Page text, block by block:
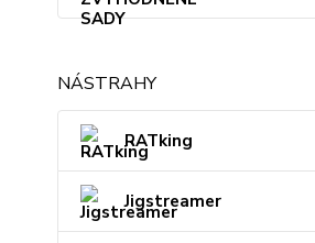
NÁSTRAHY
RATking
Jigstreamer